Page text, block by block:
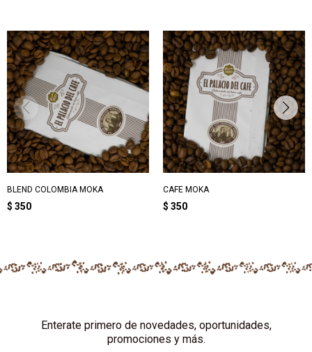
BLEND COLOMBIA MOKA
$ 350
CAFE MOKA
$ 350
Enterate primero de novedades, oportunidades,
promociones y más.